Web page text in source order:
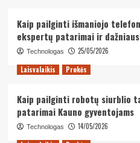
Kaip pailginti išmaniojo
ekspertų patarimai ir
Technologas
25/05/2026
Laisvalaikis
Prekės
Kaip pailginti robotų siurblio
patarimai Kauno gyventojams
Technologas
14/05/2026